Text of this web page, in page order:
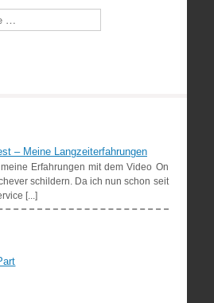
– Meine Langzeiterfahrungen
Erfahrungen mit dem Video On
schildern. Da ich nun schon seit
[...]